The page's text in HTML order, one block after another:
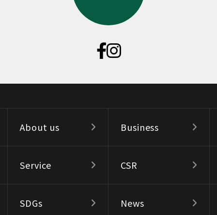
About us Business
Service CSR
SDGs News